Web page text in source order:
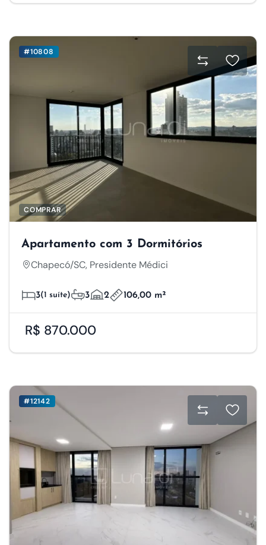
#10808
COMPRAR
Apartamento com 3 Dormitórios
Chapecó/SC, Presidente Médici
3(1 suíte) 3 2 106,00 m²
R$ 870.000
#12142